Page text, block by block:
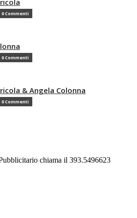
0 Commenti
0 Commenti
& Angela Colonna
0 Commenti
chiama il 393.5496623